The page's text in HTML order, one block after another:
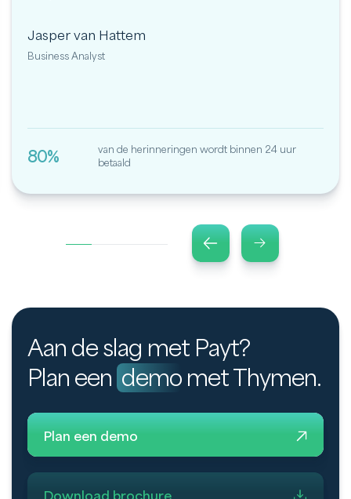
Jasper van Hattem
Business Analyst
80%
van de herinneringen wordt binnen 24 uur
betaald
Aan de slag met Payt?
Plan een demo met Thymen.
Plan een demo
Download brochure